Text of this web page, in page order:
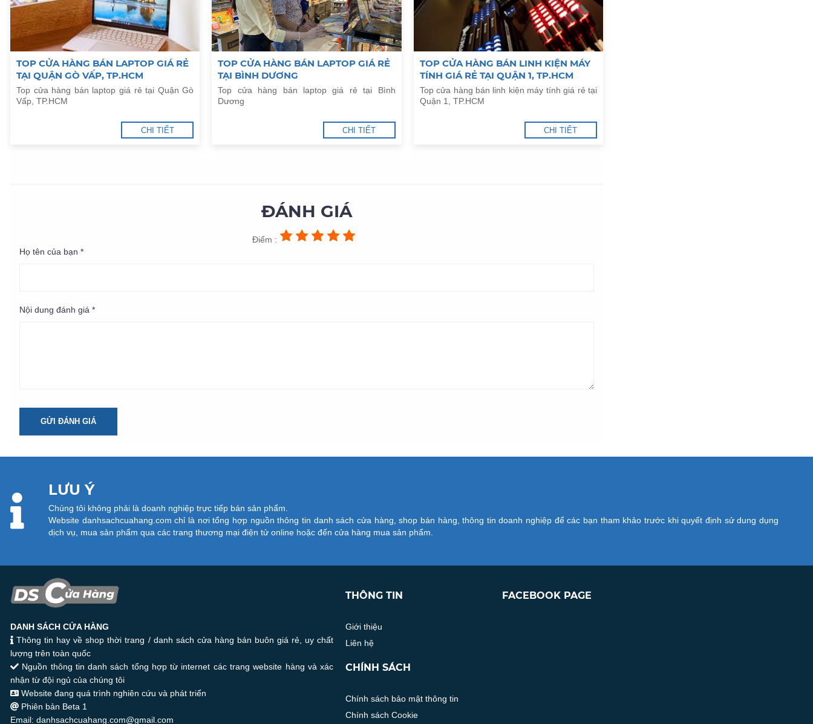
TOP CỬA HÀNG BÁN LAPTOP GIÁ RẺ
TẠI QUẬN GÒ VẤP, TP.HCM
Top cửa hàng bán laptop giá rẻ tại Quận Gò
Vấp, TP.HCM
CHI TIẾT
TOP CỬA HÀNG BÁN LAPTOP GIÁ RẺ
TẠI BÌNH DƯƠNG
Top cửa hàng bán laptop giá rẻ tại Bình
Dương
CHI TIẾT
TOP CỬA HÀNG BÁN LINH KIỆN MÁY
TÍNH GIÁ RẺ TẠI QUẬN 1, TP.HCM
Top cửa hàng bán linh kiện máy tính giá rẻ tại
Quận 1, TP.HCM
CHI TIẾT
ĐÁNH GIÁ
Điểm :
Họ tên của bạn *
Nội dung đánh giá *
GỬI ĐÁNH GIÁ
LƯU Ý
Chúng tôi không phải là doanh nghiệp trực tiếp bán sản phẩm.
Website danhsachcuahang.com chỉ là nơi tổng hợp nguồn thông tin danh sách cửa hàng, shop bán hàng, thông tin doanh nghiệp để các bạn tham khảo trước khi quyết định sử dung dụng
dịch vụ, mua sản phẩm qua các trang thương mại điện tử online hoặc đến cửa hàng mua sản phẩm.
DANH SÁCH CỬA HÀNG
Thông tin hay về shop thời trang / danh sách cửa hàng bán buôn giá rẻ, uy chất
lượng trên toàn quốc
Nguồn thông tin danh sách tổng hợp từ internet các trang website hàng và xác
nhận từ đội ngủ của chúng tôi
Website đang quá trình nghiên cứu và phát triển
Phiên bản Beta 1
Email: danhsachcuahang.com@gmail.com
THÔNG TIN
Giới thiệu
Liên hệ
CHÍNH SÁCH
Chính sách bảo mật thông tin
Chính sách Cookie
FACEBOOK PAGE